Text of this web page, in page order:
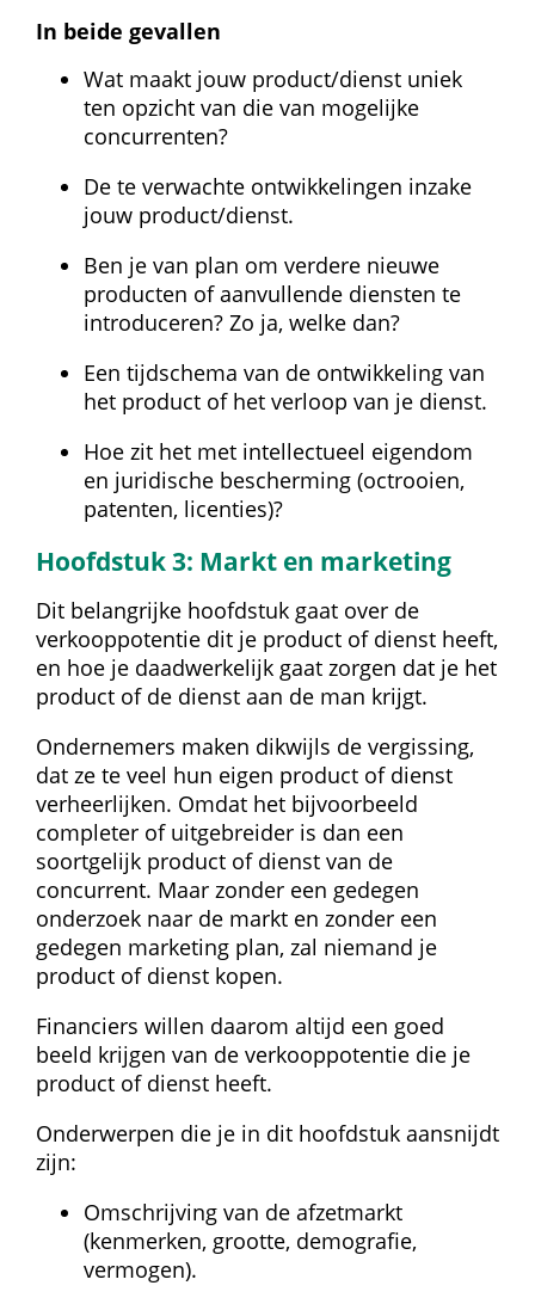
In beide gevallen
Wat maakt jouw product/dienst uniek
ten opzicht van die van mogelijke
concurrenten?
De te verwachte ontwikkelingen inzake
jouw product/dienst.
Ben je van plan om verdere nieuwe
producten of aanvullende diensten te
introduceren? Zo ja, welke dan?
Een tijdschema van de ontwikkeling van
het product of het verloop van je dienst.
Hoe zit het met intellectueel eigendom
en juridische bescherming (octrooien,
patenten, licenties)?
Hoofdstuk 3: Markt en marketing
Dit belangrijke hoofdstuk gaat over de
verkooppotentie dit je product of dienst heeft,
en hoe je daadwerkelijk gaat zorgen dat je het
product of de dienst aan de man krijgt.
Ondernemers maken dikwijls de vergissing,
dat ze te veel hun eigen product of dienst
verheerlijken. Omdat het bijvoorbeeld
completer of uitgebreider is dan een
soortgelijk product of dienst van de
concurrent. Maar zonder een gedegen
onderzoek naar de markt en zonder een
gedegen marketing plan, zal niemand je
product of dienst kopen.
Financiers willen daarom altijd een goed
beeld krijgen van de verkooppotentie die je
product of dienst heeft.
Onderwerpen die je in dit hoofdstuk aansnijdt
zijn:
Omschrijving van de afzetmarkt
(kenmerken, grootte, demografie,
vermogen).